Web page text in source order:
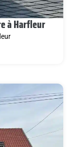
à Harfleur